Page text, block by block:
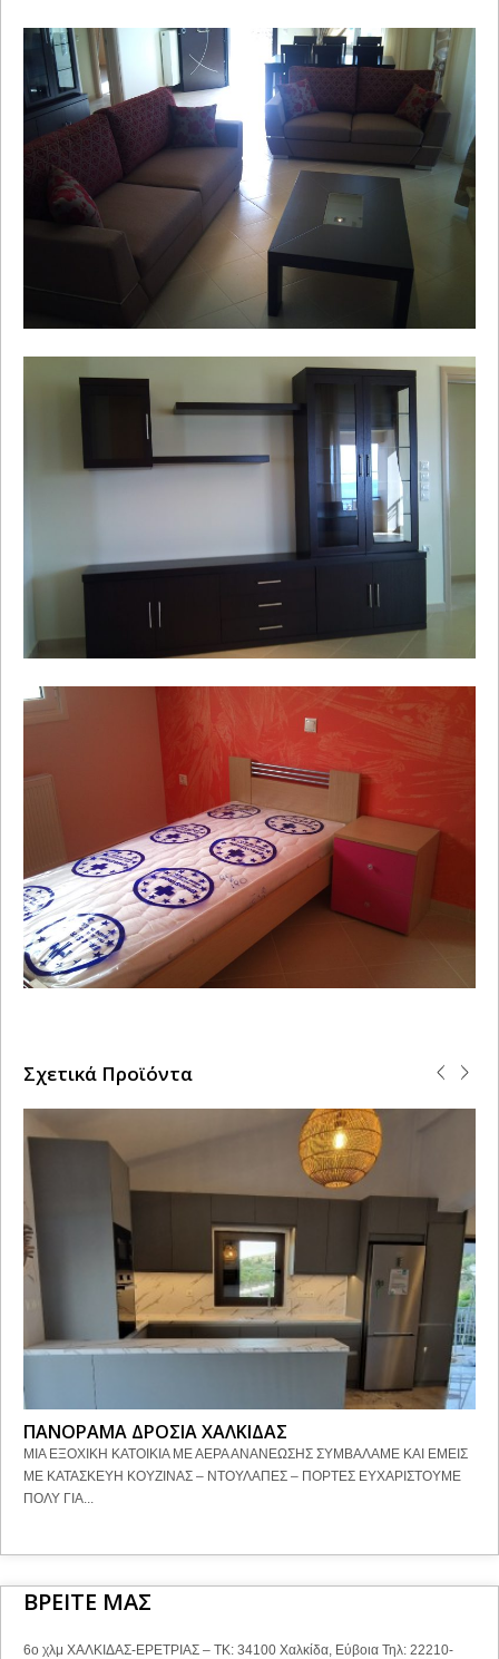
Σχετικά Προϊόντα
ΠΑΝΟΡΑΜΑ ΔΡΟΣΙΑ ΧΑΛΚΙΔΑΣ
ΜΙΑ ΕΞΟΧΙΚΗ ΚΑΤΟΙΚΙΑ ΜΕ ΑΕΡΑ ΑΝΑΝΕΩΣΗΣ ΣΥΜΒΑΛΑΜΕ ΚΑΙ ΕΜΕΙΣ
ΜΕ ΚΑΤΑΣΚΕΥΗ ΚΟΥΖΙΝΑΣ – ΝΤΟΥΛΑΠΕΣ – ΠΟΡΤΕΣ ΕΥΧΑΡΙΣΤΟΥΜΕ
ΠΟΛΥ ΓΙΑ...
ΒΡΕΙΤΕ ΜΑΣ
6ο χλμ ΧΑΛΚΙΔΑΣ-ΕΡΕΤΡΙΑΣ – ΤΚ: 34100 Χαλκίδα, Εύβοια Τηλ: 22210-